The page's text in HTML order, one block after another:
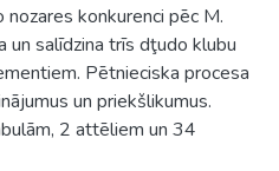
konkurenci pēc M.
salīdzina trīs dţudo klubu
Pētnieciska procesa
un priekšlikumus.
2 attēliem un 34